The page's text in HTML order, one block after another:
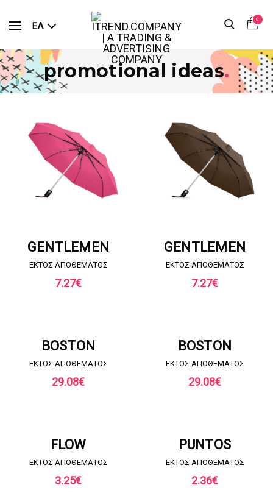
ΕΛ
0
promotional ideas.
GENTLEMEN
EKTOΣ ΑΠΟΘΕΜΑΤΟΣ
7.27€
GENTLEMEN
EKTOΣ ΑΠΟΘΕΜΑΤΟΣ
7.27€
BOSTON
EKTOΣ ΑΠΟΘΕΜΑΤΟΣ
29.08€
BOSTON
EKTOΣ ΑΠΟΘΕΜΑΤΟΣ
29.08€
FLOW
EKTOΣ ΑΠΟΘΕΜΑΤΟΣ
3.25€
PUNTOS
EKTOΣ ΑΠΟΘΕΜΑΤΟΣ
2.36€